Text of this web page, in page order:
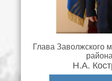
Глава Заволжского
района
Н.А.